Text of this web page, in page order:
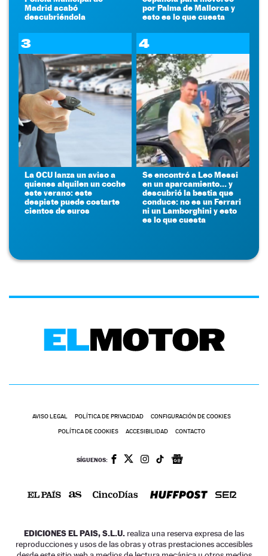
Madrid acabó
descubriéndola
por Palma de Mallorca y
esto es lo que cuesta
3
La OCU lanza un aviso a
quienes alquilen un coche
este verano: este
despiste puede costarte
cientos de euros
4
Se encontró a Leo Messi
en un aparcamiento... y
descubrió la bestia que
conduce: no es un Ferrari
ni un Lamborghini y esto
es lo que cuesta
AVISO LEGAL POLÍTICA DE PRIVACIDAD CONFIGURACIÓN DE COOKIES
POLÍTICA DE COOKIES ACCESIBILIDAD CONTACTO
SÍGUENOS:
EDICIONES EL PAIS, S.L.U. realiza una reserva expresa de las
reproducciones y usos de las obras y otras prestaciones accesibles